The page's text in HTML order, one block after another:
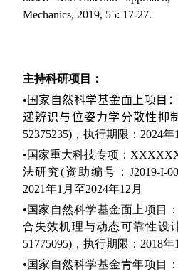
Mechanics, 2019, 55: 17-27.
主持科研项目：
• 国家自然科学基金面上项目
递辨识与位姿力学分散性抑
52375235)，执行期限： 2024年1
•国家重大科技专项： X
法研究(资助编号： J2019-I-
2021年1 月至2024年12 月
•国家自然科学基金面上项目
合失效机理与动态可靠性设
51775095)，执行期限： 2018年1
•国家自然科学基金青年项目